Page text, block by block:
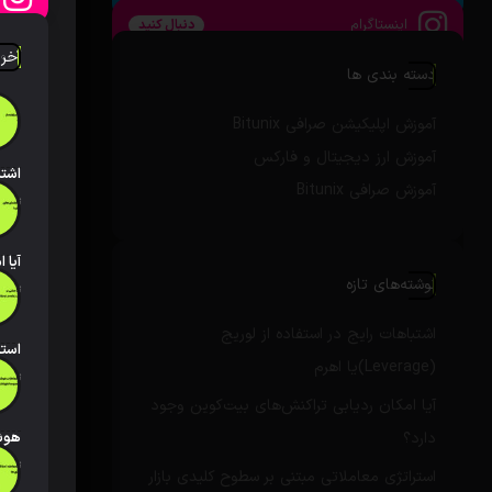
تاریخ
تاریخ
تاریخ
تاریخ
اینستاگرام دنبال کنید
دسته بندی ها
نوشته‌های تازه